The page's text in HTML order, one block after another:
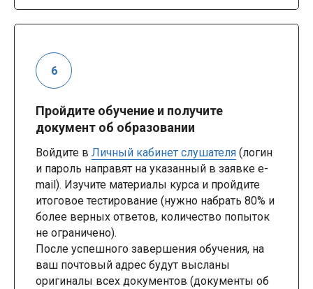
Пройдите обучение и получите
документ об образовании
Войдите в Личный кабинет слушателя (логин
и пароль направят на указанный в заявке e-
mail). Изучите материалы курса и пройдите
итоговое тестирование (нужно набрать 80% и
более верных ответов, количество попыток
не ограничено).
После успешного завершения обучения, на
ваш почтовый адрес будут высланы
оригиналы всех документов (документы об